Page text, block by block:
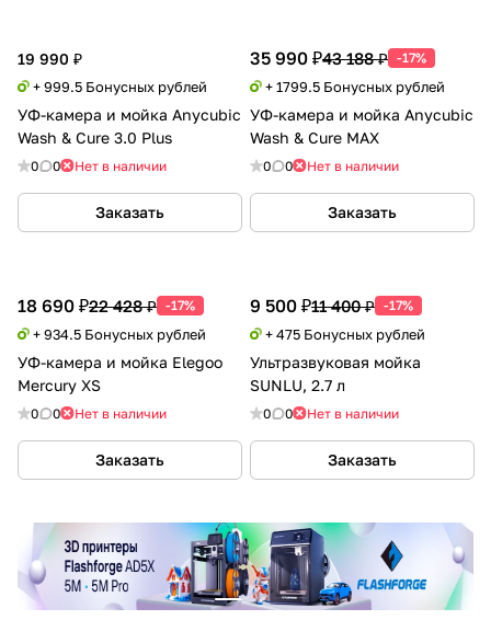
19 990 ₽
+ 999.5 Бонусных рублей
УФ-камера и мойка Anycubic
Wash & Cure 3.0 Plus
0 0 Нет в наличии
Заказать
35 990 ₽43 188 ₽ -17%
+ 1799.5 Бонусных рублей
УФ-камера и мойка Anycubic
Wash & Cure MAX
0 0 Нет в наличии
Заказать
18 690 ₽22 428 ₽ -17%
+ 934.5 Бонусных рублей
УФ-камера и мойка Elegoo
Mercury XS
0 0 Нет в наличии
Заказать
9 500 ₽11 400 ₽ -17%
+ 475 Бонусных рублей
Ультразвуковая мойка
SUNLU, 2.7 л
0 0 Нет в наличии
Заказать